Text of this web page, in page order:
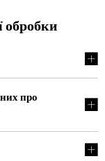
обробки
про